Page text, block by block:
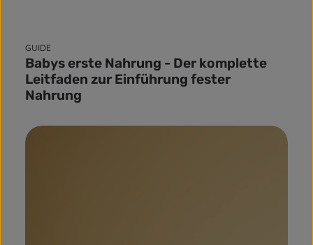
GUIDE
Babys erste Nahrung - Der komplette
Leitfaden zur Einführung fester
Nahrung
mehr